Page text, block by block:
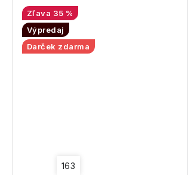
35 %
Výpredaj
Darček zdarma
163